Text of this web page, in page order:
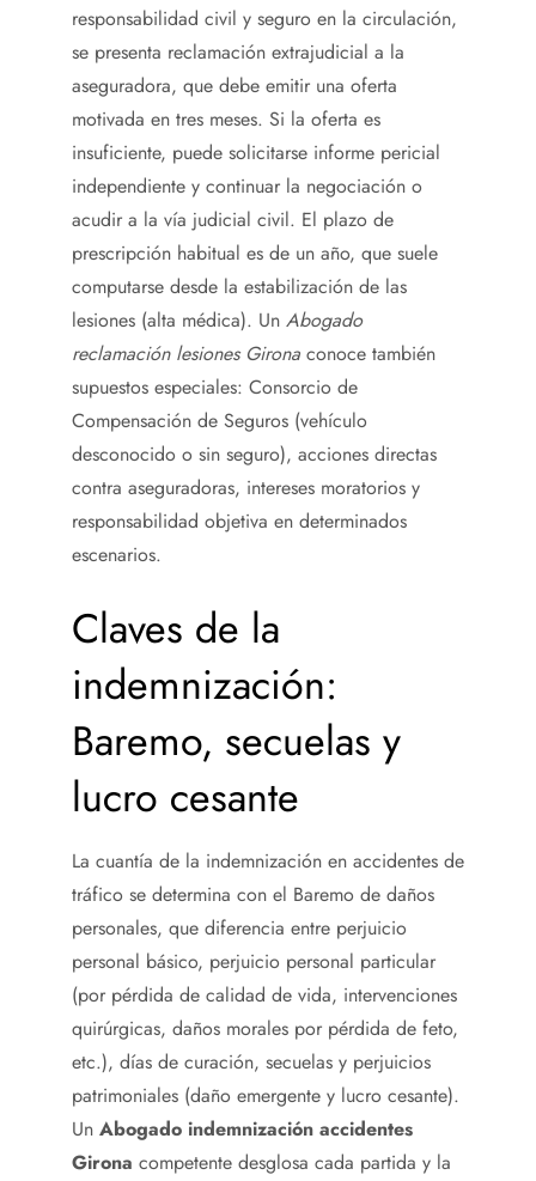
responsabilidad civil y seguro en la circulación,
se presenta reclamación extrajudicial a la
aseguradora, que debe emitir una oferta
motivada en tres meses. Si la oferta es
insuficiente, puede solicitarse informe pericial
independiente y continuar la negociación o
acudir a la vía judicial civil. El plazo de
prescripción habitual es de un año, que suele
computarse desde la estabilización de las
lesiones (alta médica). Un Abogado
reclamación lesiones Girona conoce también
supuestos especiales: Consorcio de
Compensación de Seguros (vehículo
desconocido o sin seguro), acciones directas
contra aseguradoras, intereses moratorios y
responsabilidad objetiva en determinados
escenarios.
Claves de la
indemnización:
Baremo, secuelas y
lucro cesante
La cuantía de la indemnización en accidentes de
tráfico se determina con el Baremo de daños
personales, que diferencia entre perjuicio
personal básico, perjuicio personal particular
(por pérdida de calidad de vida, intervenciones
quirúrgicas, daños morales por pérdida de feto,
etc.), días de curación, secuelas y perjuicios
patrimoniales (daño emergente y lucro cesante).
Un Abogado indemnización accidentes
Girona competente desglosa cada partida y la